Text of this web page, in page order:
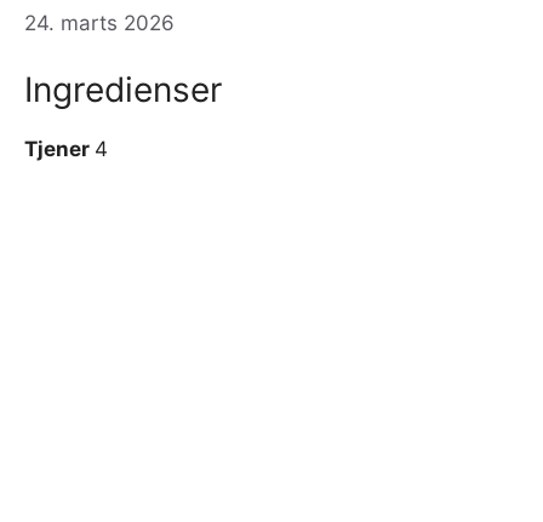
24. marts 2026
Ingredienser
Tjener 4